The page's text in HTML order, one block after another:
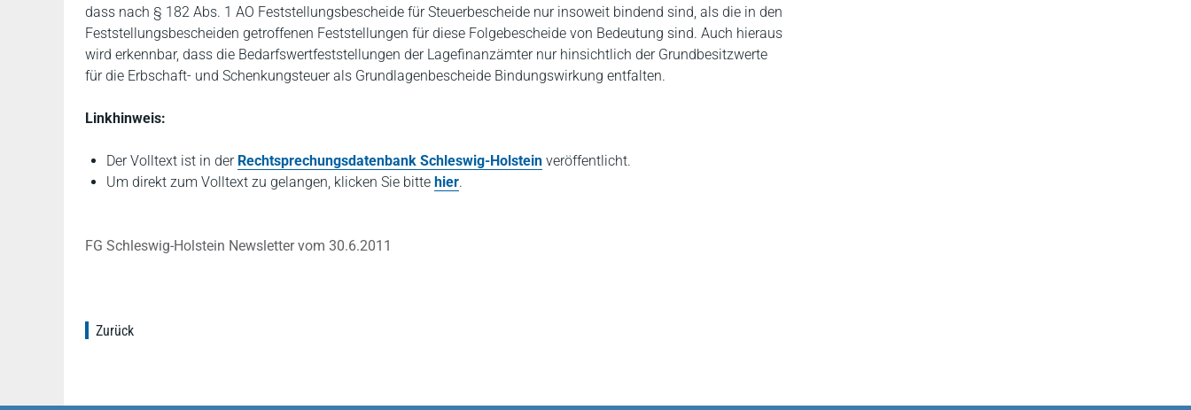
dass nach § 182 Abs. 1 AO Feststellungsbescheide für Steuerbescheide nur insoweit bindend sind, als die in den
Feststellungsbescheiden getroffenen Feststellungen für diese Folgebescheide von Bedeutung sind. Auch hieraus
wird erkennbar, dass die Bedarfswertfeststellungen der Lagefinanzämter nur hinsichtlich der Grundbesitzwerte
für die Erbschaft- und Schenkungsteuer als Grundlagenbescheide Bindungswirkung entfalten.
Linkhinweis:
Der Volltext ist in der Rechtsprechungsdatenbank Schleswig-Holstein veröffentlicht.
Um direkt zum Volltext zu gelangen, klicken Sie bitte hier.
FG Schleswig-Holstein Newsletter vom 30.6.2011
Zurück